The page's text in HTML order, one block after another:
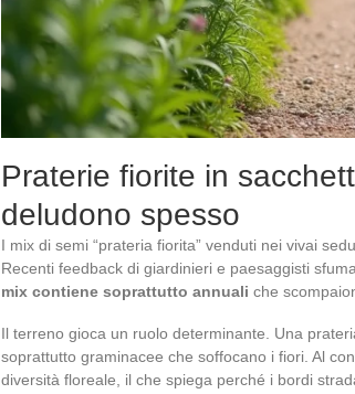
Praterie fiorite in
deludono spesso
I mix di semi “prateria fiorita” venduti nei vivai
Recenti feedback di giardinieri e paesaggisti
mix contiene soprattutto annuali che
Il terreno gioca un ruolo determinante. Una
soprattutto graminacee che soffocano i fiori. Al
diversità floreale, il che spiega perché i bordi